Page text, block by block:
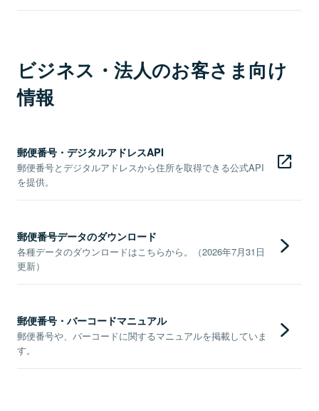
ビジネス・法人のお客さま向け
情報
郵便番号・デジタルアドレスAPI
郵便番号とデジタルアドレスから住所を取得できる公式API
を提供。
郵便番号データのダウンロード
各種データのダウンロードはこちらから。（2026年7月31日
更新）
郵便番号・バーコードマニュアル
郵便番号や、バーコードに関するマニュアルを掲載していま
す。